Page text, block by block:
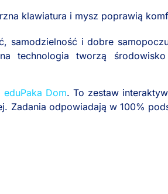
klawiatura i mysz poprawią
samodzielność i dobre
technologia tworzą
eduPaka Dom. To zestaw
odpowiadają w 100%